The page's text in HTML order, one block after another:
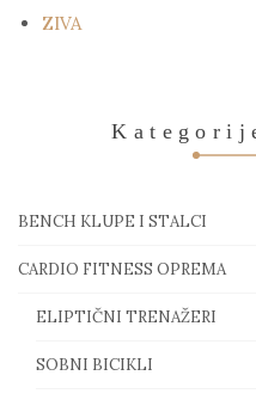
ZIVA
BENCH KLUPE I STALCI
CARDIO FITNESS OPREMA
ELIPTIČNI TRENAŽERI
SOBNI BICIKLI